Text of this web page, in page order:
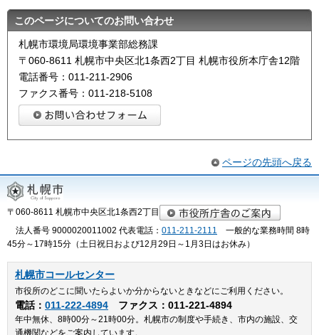
このページについてのお問い合わせ
札幌市環境局環境事業部総務課
〒060-8611 札幌市中央区北1条西2丁目 札幌市役所本庁舎12階
電話番号：011-211-2906
ファクス番号：011-218-5108
ページの先頭へ戻る
〒060-8611 札幌市中央区北1条西2丁目
法人番号 9000020011002 代表電話： 011-211-2111
一般的な業務時間 8時
45分～17時15分（土日祝日および12月29日～1月3日はお休み）
札幌市コールセンター
市役所のどこに聞いたらよいか分からないときなどにご利用ください。
電話： 011-222-4894 ファクス：011-221-4894
年中無休、8時00分～21時00分。札幌市の制度や手続き、市内の施設、交
通機関などをご案内しています。